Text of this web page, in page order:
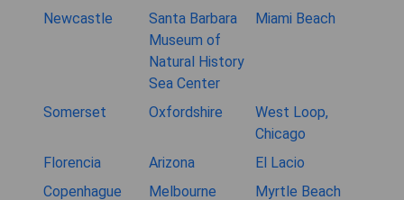
Newcastle
Santa Barbara
Museum of
Natural History
Sea Center
Miami Beach
Somerset Oxfordshire
West Loop,
Chicago
Florencia
Arizona
El Lacio
Copenhague
Melbourne Myrtle Beach